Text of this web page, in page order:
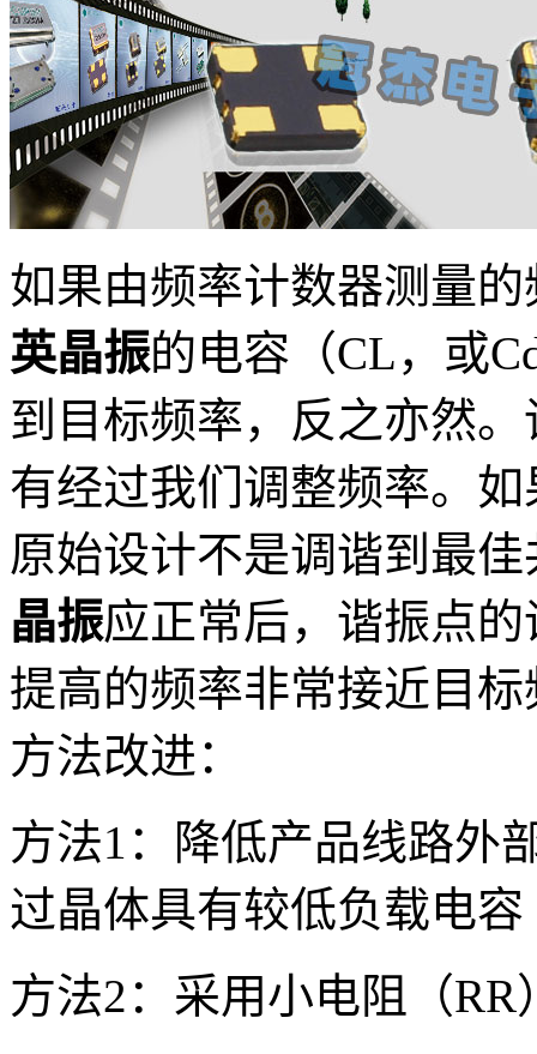
如果由频率计数器测量
英晶振的电容（CL，或
到目标频率，反之亦然
有经过我们调整频率。
原始设计不是调谐到最
晶振应正常后，谐振点
提高的频率非常接近目
方法改进：
方法1：降低产品线路外
过晶体具有较低负载电
方法2：采用小电阻（RR